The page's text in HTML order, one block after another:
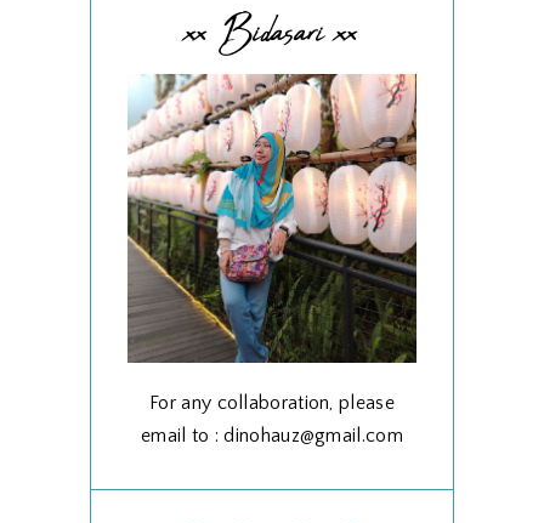
xx Bidasari xx
For any collaboration, please
email to : dinohauz@gmail.com